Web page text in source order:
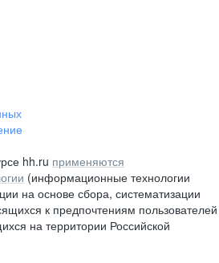
hh.ru применяются
(информационные технологии
на основе сбора, систематизации
к предпочтениям пользователей
на территории Российской